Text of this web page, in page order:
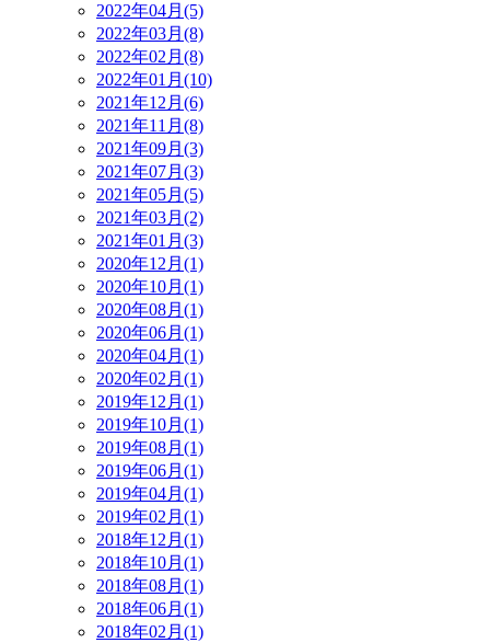
2022年04月(5)
2022年03月(8)
2022年02月(8)
2022年01月(10)
2021年12月(6)
2021年11月(8)
2021年09月(3)
2021年07月(3)
2021年05月(5)
2021年03月(2)
2021年01月(3)
2020年12月(1)
2020年10月(1)
2020年08月(1)
2020年06月(1)
2020年04月(1)
2020年02月(1)
2019年12月(1)
2019年10月(1)
2019年08月(1)
2019年06月(1)
2019年04月(1)
2019年02月(1)
2018年12月(1)
2018年10月(1)
2018年08月(1)
2018年06月(1)
2018年02月(1)